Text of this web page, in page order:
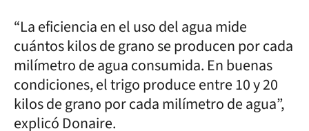
“La eficiencia en el uso del agua mide
cuántos kilos de grano se producen por cada
milímetro de agua consumida. En buenas
condiciones, el trigo produce entre 10 y 20
kilos de grano por cada milímetro de agua”,
explicó Donaire.